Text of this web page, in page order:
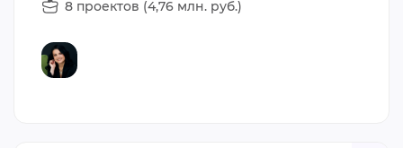
8 проектов (4,76 млн. руб.)